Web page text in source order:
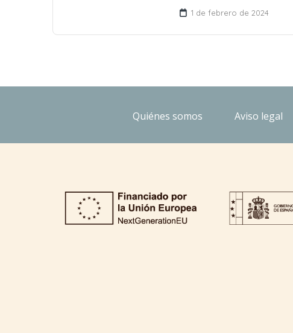
1 de febrero de 2024
Quiénes somos Aviso legal